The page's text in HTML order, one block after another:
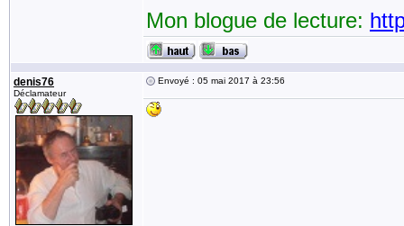
Mon blogue de lecture:
denis76
Déclamateur
Envoyé : 05 mai 2017 à 23:56